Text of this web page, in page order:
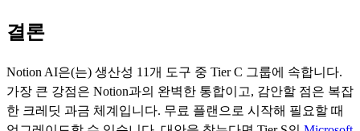
결론
Notion AI은(는) 생산성 11개 도구 중 TierC 그룹에 속합니다.
가장 큰 강점은 Notion과의 완벽한 통합이고, 감안할 점은 복잡
한 크레딧 과금 체계 입니다. 무료 플랜으로 시작해 필요할 때